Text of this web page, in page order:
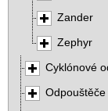
Zander
Zephyr
Cyklónové